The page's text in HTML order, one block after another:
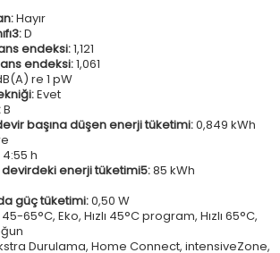
Hayır
D
endeksi:1,121
endeksi:1,061
re 1 pW
Evet
B
başına düşen enerji tüketimi:0,849 kWh
4:55 h
devirdeki enerji tüketimi5:85 kWh
güç tüketimi:0,50 W
65°C, Eko, Hızlı 45°C program, Hızlı 65°C,
Durulama, Home Connect, intensiveZone,